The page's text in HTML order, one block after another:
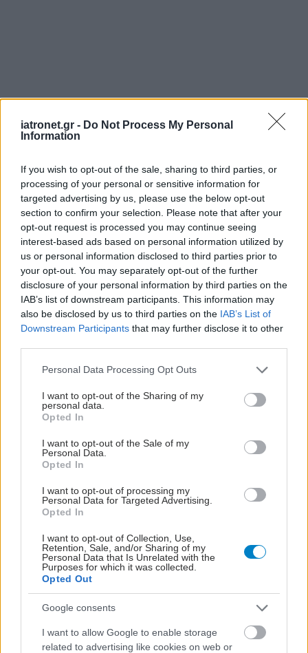
iatronet.gr - Do Not Process My Personal
Information
If you wish to opt-out of the sale, sharing to third parties, or
processing of your personal or sensitive information for
targeted advertising by us, please use the below opt-out
section to confirm your selection. Please note that after your
opt-out request is processed you may continue seeing
interest-based ads based on personal information utilized by
us or personal information disclosed to third parties prior to
your opt-out. You may separately opt-out of the further
disclosure of your personal information by third parties on the
IAB’s list of downstream participants. This information may
also be disclosed by us to third parties on the IAB’s List of
Downstream Participants that may further disclose it to other
Please note that this website/app uses one or more Google
not limited to your visit or usage behaviour. You may click to
grant or deny consent to Google and its third-party tags to
use your data for below specified purposes in below Google
consent section.
Personal Data Processing Opt Outs
I want to opt-out of the Sharing of my
personal data.
Opted In
I want to opt-out of the Sale of my
Personal Data.
Opted In
I want to opt-out of processing my
Personal Data for Targeted Advertising.
Opted In
I want to opt-out of Collection, Use,
Retention, Sale, and/or Sharing of my
Personal Data that Is Unrelated with the
Purposes for which it was collected.
Opted Out
Google consents
I want to allow Google to enable storage
related to advertising like cookies on web or
ΜΠΕΙΤΕ ΣΤΗ ΣΥΖΗΤΗΣΗ
Loading...
Προσθήκη Σχολίου